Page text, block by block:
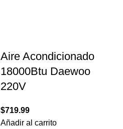
Aire Acondicionado
18000Btu Daewoo
220V
$719.99
Añadir al carrito